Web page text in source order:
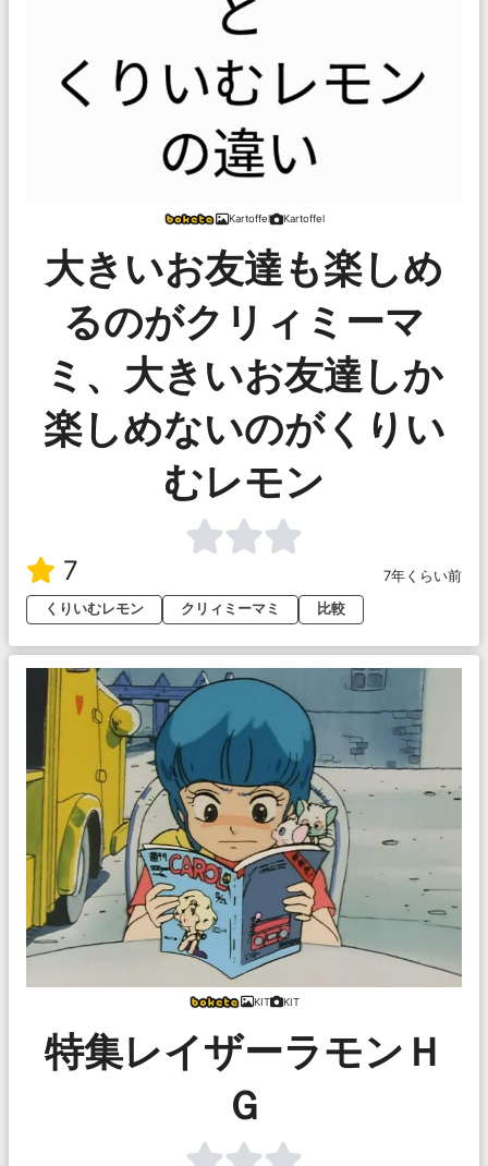
Kartoffel Kartoffel
大きいお友達も楽しめ
るのがクリィミーマ
ミ、大きいお友達しか
楽しめないのがくりい
むレモン
7
7年くらい前
くりいむレモン
クリィミーマミ 比較
KIT KIT
特集レイザーラモンＨ
Ｇ